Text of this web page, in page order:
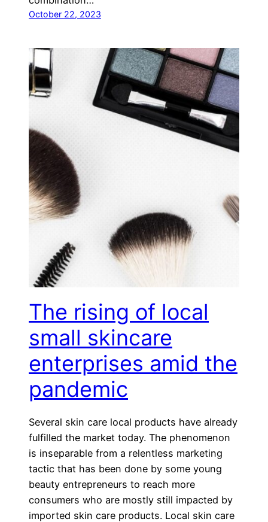
October 22, 2023
The rising of local
small skincare
enterprises amid the
pandemic
Several skin care local products have already
fulfilled the market today. The phenomenon
is inseparable from a relentless marketing
tactic that has been done by some young
beauty entrepreneurs to reach more
consumers who are mostly still impacted by
imported skin care products. Local skin care